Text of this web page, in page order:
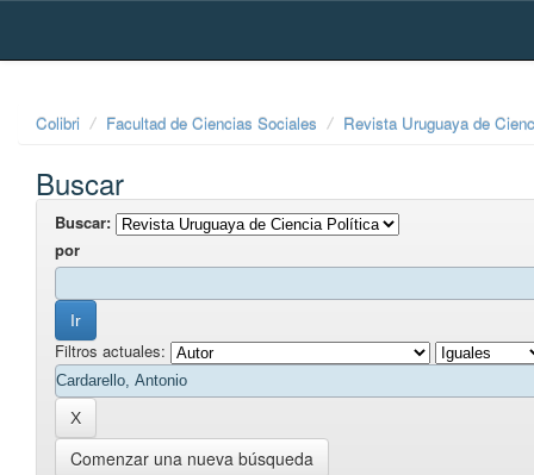
Skip
Colibri Facultad de Ciencias Sociales Revista Uruguaya de
Buscar
Buscar:
por
Filtros actuales:
Comenzar una nueva búsqueda